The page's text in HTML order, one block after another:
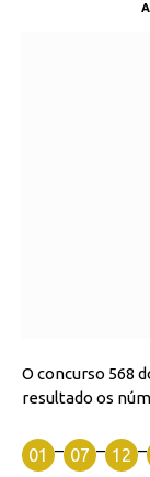
O concurso 568
resultado os
01 – 07 – 12 –